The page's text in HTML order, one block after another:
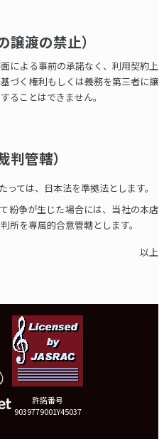
渡の禁止）
による事前の承諾なく、利用契約上
づく権利もしくは義務を第三者に譲
ることはできません。
管轄）
っては、日本法を準拠法とします。
紛争が生じた場合には、当社の本店
所を専属的合意管轄とします。
以上
許諾番号
9039779001Y45037